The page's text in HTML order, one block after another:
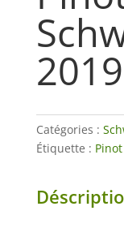
2019
Catégories :
Étiquette :